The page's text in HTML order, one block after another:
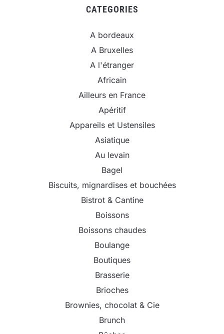
CATEGORIES
A bordeaux
A Bruxelles
A l'étranger
Africain
Ailleurs en France
Apéritif
Appareils et Ustensiles
Asiatique
Au levain
Bagel
Biscuits, mignardises et bouchées
Bistrot & Cantine
Boissons
Boissons chaudes
Boulange
Boutiques
Brasserie
Brioches
Brownies, chocolat & Cie
Brunch